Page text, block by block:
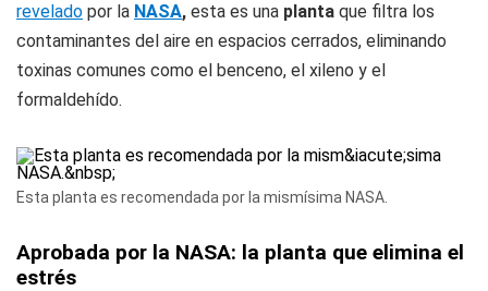
revelado por la NASA, esta es una planta que filtra los
contaminantes del aire en espacios cerrados, eliminando
toxinas comunes como el benceno, el xileno y el
formaldehído.
Esta planta es recomendada por la mismísima NASA.
Aprobada por la NASA: la planta que elimina el
estrés